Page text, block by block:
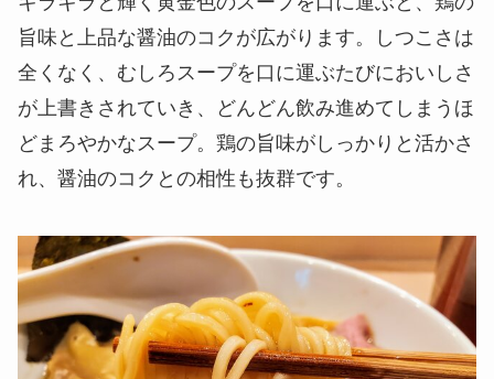
旨味と上品な醤油のコクが広がります。しつこさは
全くなく、むしろスープを口に運ぶたびにおいしさ
が上書きされていき、どんどん飲み進めてしまうほ
どまろやかなスープ。鶏の旨味がしっかりと活かさ
れ、醤油のコクとの相性も抜群です。